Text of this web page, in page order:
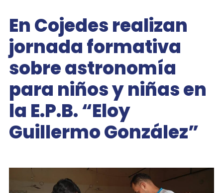
En Cojedes realizan
jornada formativa
sobre astronomía
para niños y niñas en
la E.P.B. “Eloy
Guillermo González”